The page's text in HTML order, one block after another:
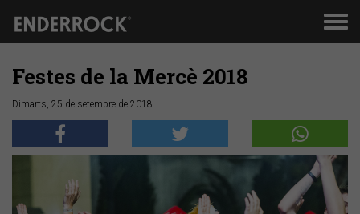
Festes de la Mercè 2018
Dimarts, 25 de setembre de 2018
Anterior